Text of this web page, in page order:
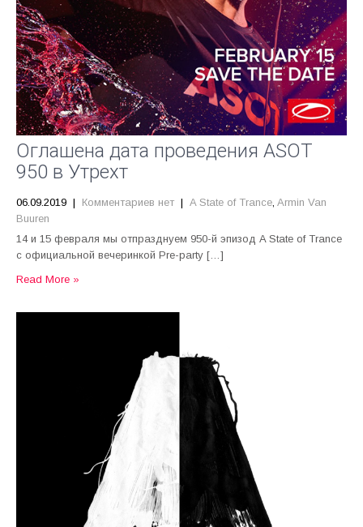
Оглашена дата проведения ASOT
950 в Утрехт
06.09.2019 | Комментариев нет | A State of Trance, Armin Van
Buuren
14 и 15 февраля мы отпразднуем 950-й эпизод A State of Trance
с официальной вечеринкой Pre-party […]
Read More »